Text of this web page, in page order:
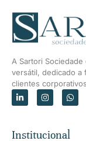
A Sartori
versátil, dedicado a
clientes
Institucional